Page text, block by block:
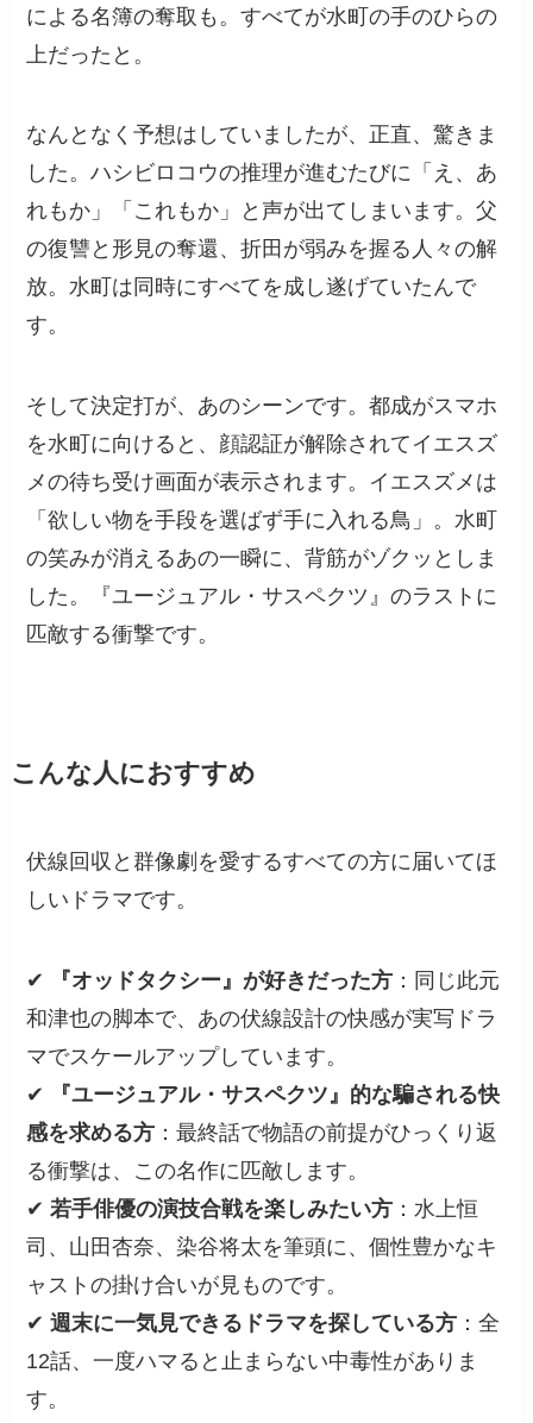
による名簿の奪取も。すべてが水町の手のひらの
上だったと。
なんとなく予想はしていましたが、正直、驚きま
した。ハシビロコウの推理が進むたびに「え、あ
れもか」「これもか」と声が出てしまいます。父
の復讐と形見の奪還、折田が弱みを握る人々の解
放。水町は同時にすべてを成し遂げていたんで
す。
そして決定打が、あのシーンです。都成がスマホ
を水町に向けると、顔認証が解除されてイエスズ
メの待ち受け画面が表示されます。イエスズメは
「欲しい物を手段を選ばず手に入れる鳥」。水町
の笑みが消えるあの一瞬に、背筋がゾクッとしま
した。『ユージュアル・サスペクツ』のラストに
匹敵する衝撃です。
こんな人におすすめ
伏線回収と群像劇を愛するすべての方に届いてほ
しいドラマです。
✔ 『オッドタクシー』が好きだった方 ：同じ此元
和津也の脚本で、あの伏線設計の快感が実写ドラ
マでスケールアップしています。
✔
『ユージュアル・サスペクツ』的な騙される快
感を求める方 ：最終話で物語の前提がひっくり返
る衝撃は、この名作に匹敵します。
✔若手俳優の演技合戦を楽しみたい方 ：水上恒
司、山田杏奈、染谷将太を筆頭に、個性豊かなキ
ャストの掛け合いが見ものです。
✔週末に一気見できるドラマを探している方 ：全
12話、一度ハマると止まらない中毒性がありま
す。